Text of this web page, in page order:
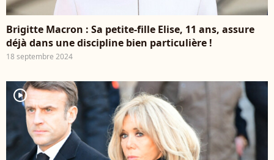
Brigitte Macron : Sa petite-fille Elise, 11 ans, assure
déjà dans une discipline bien particulière !
18 septembre 2024
player2